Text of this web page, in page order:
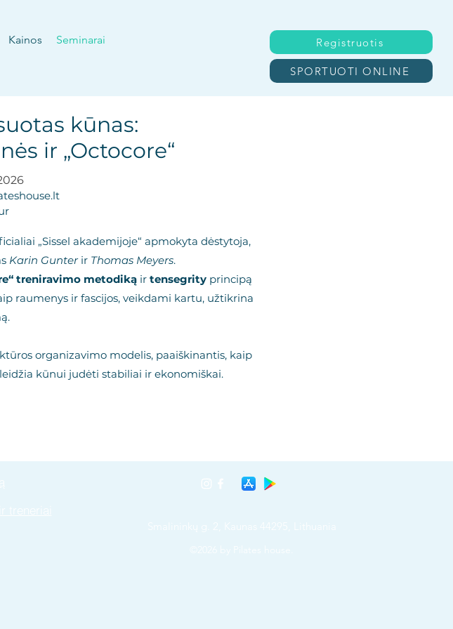
Kainos Seminarai Registruotis
SPORTUOTI ONLINE
kūnas:
ir „Octocore“
„Sissel akademijoje“ apmokyta dėstytoja,
Karin Gunterir Thomas Meyers.
treniravimo metodiką ir tensegrity principą
raumenys ir fascijos, veikdami kartu, užtikrina
organizavimo modelis, paaiškinantis, kaip
kūnui judėti stabiliai ir ekonomiškai.